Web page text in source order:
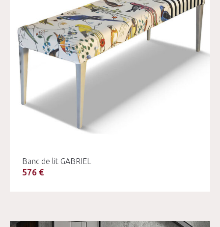
Banc de lit GABRIEL
576 €